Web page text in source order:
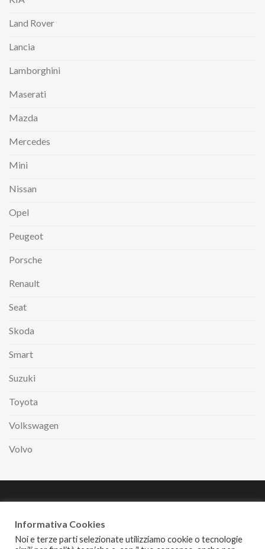
Land Rover
Lancia
Lamborghini
Maserati
Mazda
Mercedes
Mini
Nissan
Opel
Peugeot
Porsche
Renault
Seat
Skoda
Smart
Suzuki
Toyota
Volkswagen
Volvo
Paga comodamente
a rate con
Informativa Cookies
Noi e terze parti selezionate utilizziamo cookie o tecnologie